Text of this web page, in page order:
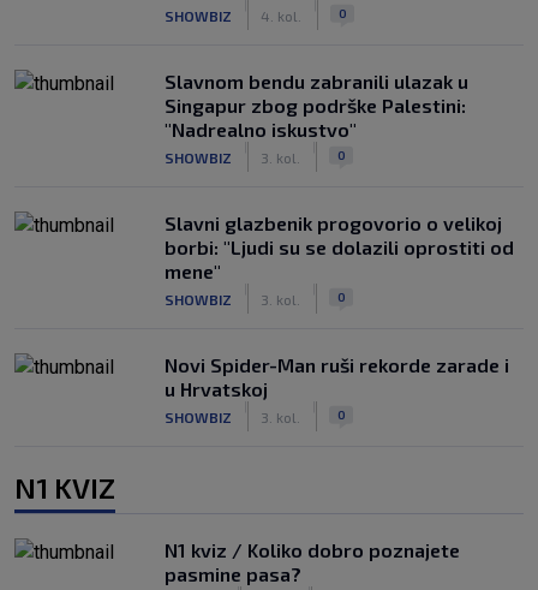
SHOWBIZ 4. kol. 0
Slavnom bendu zabranili ulazak u
Singapur zbog podrške Palestini:
"Nadrealno iskustvo"
SHOWBIZ 3. kol. 0
Slavni glazbenik progovorio o velikoj
borbi: "Ljudi su se dolazili oprostiti od
mene"
SHOWBIZ 3. kol. 0
Novi Spider-Man ruši rekorde zarade i
u Hrvatskoj
SHOWBIZ 3. kol. 0
N1 KVIZ
N1 kviz / Koliko dobro poznajete
pasmine pasa?